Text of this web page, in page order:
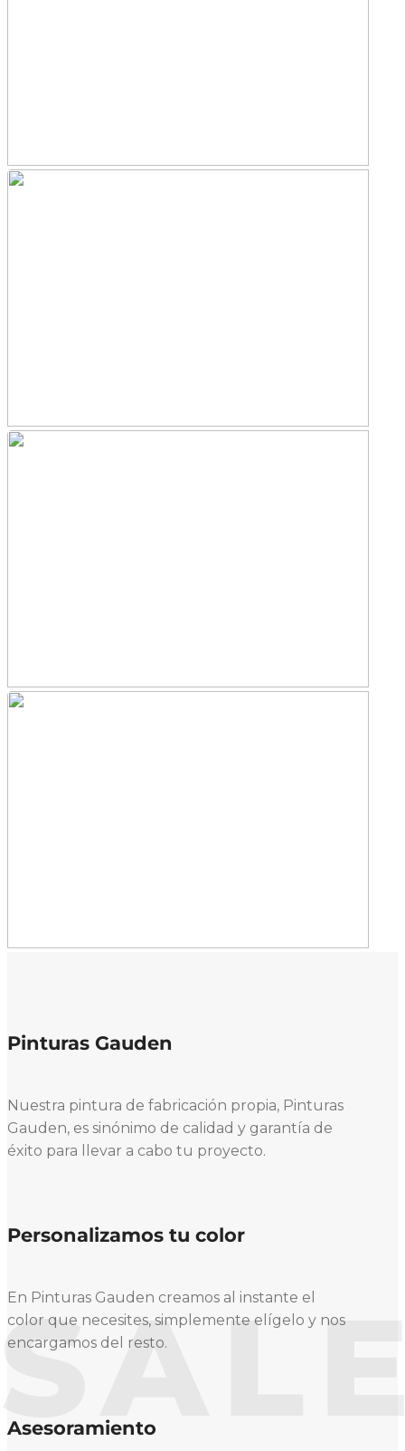
Pinturas Gauden
Nuestra pintura de fabricación propia, Pinturas
Gauden, es sinónimo de calidad y garantía de
éxito para llevar a cabo tu proyecto.
Personalizamos tu color
En Pinturas Gauden creamos al instante el
color que necesites, simplemente elígelo y nos
encargamos del resto.
Asesoramiento